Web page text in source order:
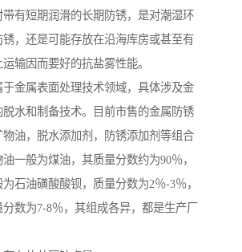
带有短期润滑的长期防锈，是对潮湿环
，还是可能存放在沿海库房或甚至有
输因而要好的抗盐雾性能。
于金属表面处理技术领域，具体涉及金
脱水和制备技术。目前市售的金属防锈
物油，脱水添加剂，防锈添加剂等组合
一般为煤油，其质量分数约为90％，
石油磺酸酸钡，质量分数为2％-3％，
数为7-8％，其组成各异，都是生产厂